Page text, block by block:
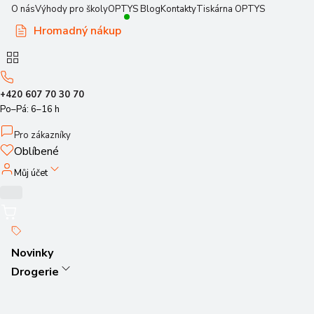
O násVýhody pro školyOPTYS BlogKontaktyTiskárna OPTYS
Hromadný nákup
+420 607 70 30 70
Po–Pá: 6–16 h
Pro zákazníky
Oblíbené
Můj účet
Novinky
Drogerie